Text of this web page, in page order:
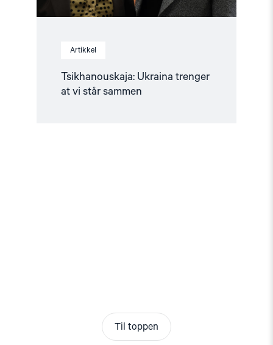
Artikkel
Tsikhanouskaja: Ukraina trenger
at vi står sammen
Til toppen